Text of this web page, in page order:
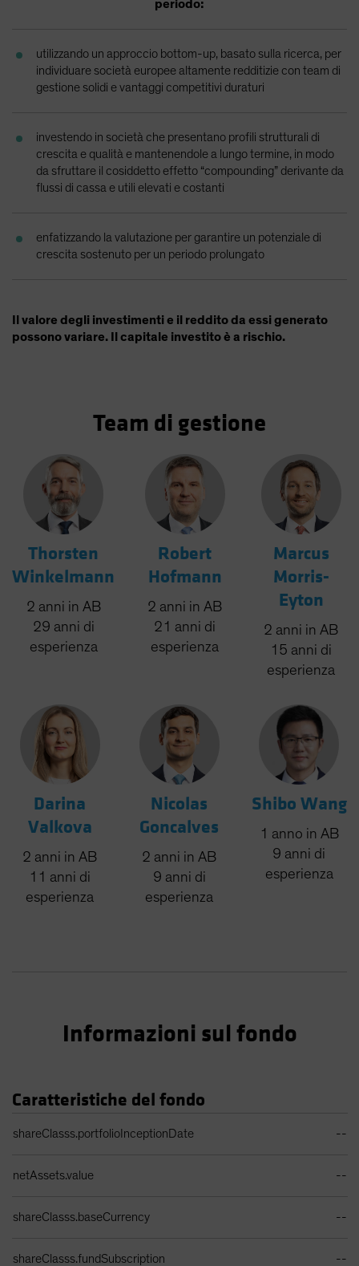
South Korea - 대한민국
Sweden
Switzerland
United States (US Citizens)
US (Non-US Citizens/NRC)
periodo:
utilizzando un approccio bottom-up, basato sulla ricerca, per
individuare società europee altamente redditizie con team di
gestione solidi e vantaggi competitivi duraturi
investendo in società che presentano profili strutturali di
crescita e qualità e mantenendole a lungo termine, in modo
da sfruttare il cosiddetto effetto “compounding” derivante da
flussi di cassa e utili elevati e costanti
enfatizzando la valutazione per garantire un potenziale di
crescita sostenuto per un periodo prolungato
Il valore degli investimenti e il reddito da essi generato
possono variare. Il capitale investito è a rischio.
Team di gestione
Thorsten
Winkelmann
2 anni in AB
29 anni di
esperienza
Robert
Hofmann
2 anni in AB
21 anni di
esperienza
Marcus
Morris-
Eyton
2 anni in AB
15 anni di
esperienza
Darina
Valkova
2 anni in AB
11 anni di
esperienza
Nicolas
Goncalves
2 anni in AB
9 anni di
esperienza
Shibo Wang
1 anno in AB
9 anni di
esperienza
Informazioni sul fondo
Caratteristiche del fondo
shareClasss.portfolioInceptionDate --
netAssets.value --
shareClasss.baseCurrency --
shareClasss.fundSubscription --